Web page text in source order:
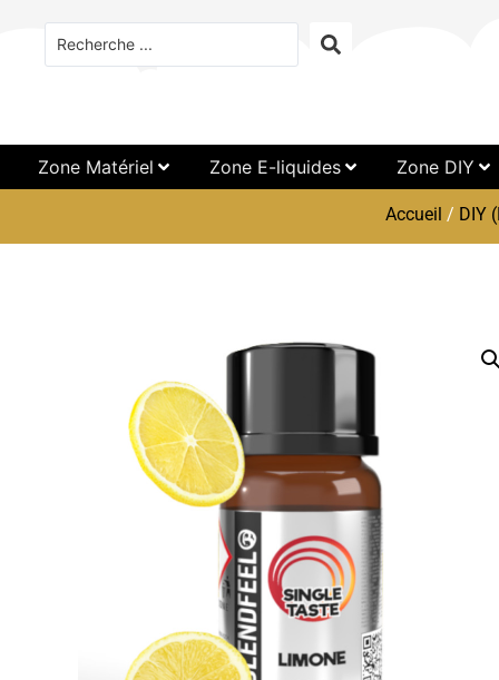
Zone Matériel Zone E-liquides Zone DIY
Accueil / DIY